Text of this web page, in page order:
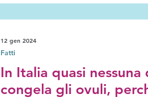
In Italia quasi nessuna
congela gli ovuli,
Fatti
12 gen 2024